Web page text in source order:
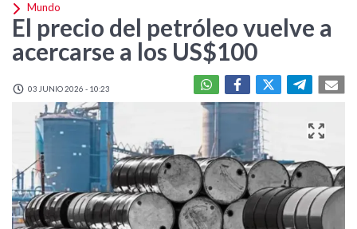
Mundo
El precio del petróleo vuelve a
acercarse a los US$100
03 JUNIO 2026 - 10:23